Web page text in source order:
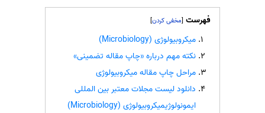
سفارش تولید محتوا
سفارش چکیده گرافیکی
سفارش تهیه کاورلتر
سفارش انگیزه‌نامه‌SOP
فهرست [
]
میکروبیولوژی (Microbiology)
نکته مهم درباره «چاپ مقاله تضمینی»
مراحل چاپ مقاله میکروبیولوژی
دانلود لیست مجلات معتبر بین المللی
ایمونولوژیمیکروبیولوژی (Microbiology)